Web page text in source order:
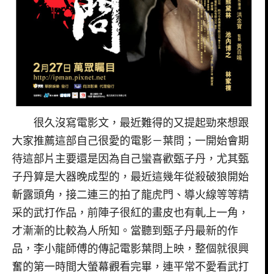
很久沒寫電影文，最近難得的又提起勁來想跟
大家推薦這部自己很愛的電影－葉問；一開始會期
待這部片主要還是因為自己蠻喜歡甄子丹，尤其甄
子丹算是大器晚成型的，最近這幾年從殺破狼開始
斬露頭角，接二連三的拍了龍虎門、導火線等等精
采的武打作品，前陣子很紅的畫皮也有軋上一角，
才漸漸的比較為人所知。當聽到甄子丹最新的作
品，李小龍師傅的傳記電影葉問上映，整個就很興
奮的第一時間大螢幕觀看完畢，連平常不愛看武打